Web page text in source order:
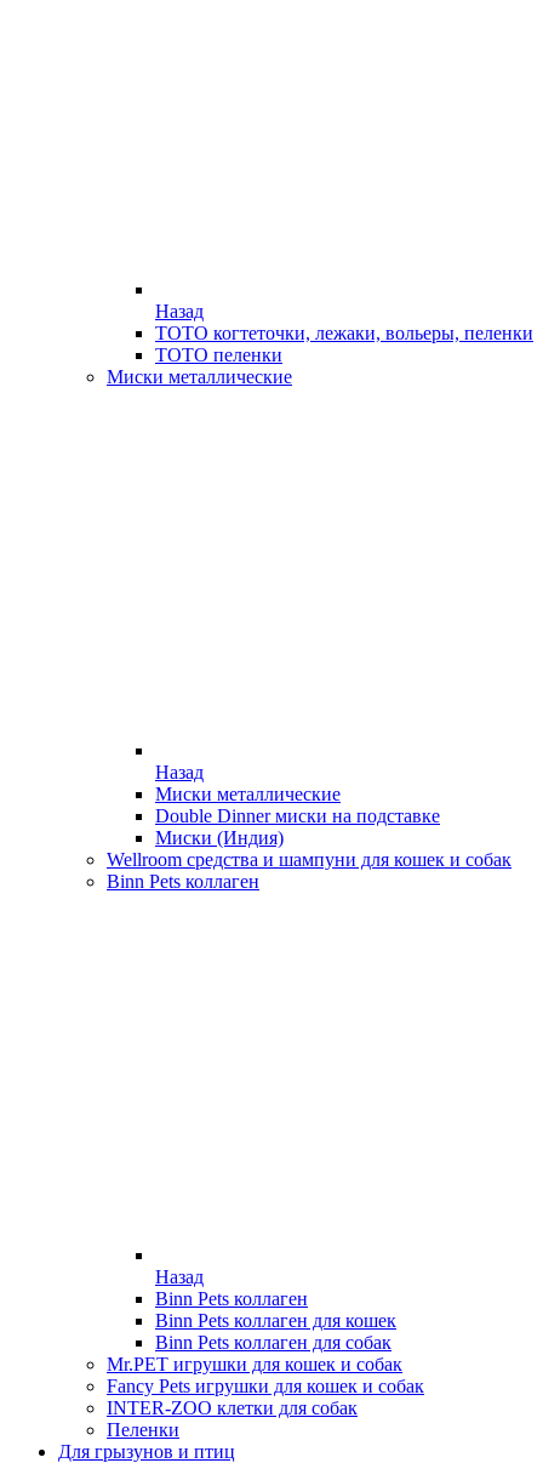
Назад
ТОТО когтеточки, лежаки, вольеры, пеленки
ТОТО пеленки
Миски металлические
Назад
Миски металлические
Double Dinner миски на подставке
Миски (Индия)
Wellroom средства и шампуни для кошек и собак
Binn Pets коллаген
Назад
Binn Pets коллаген
Binn Pets коллаген для кошек
Binn Pets коллаген для собак
Mr.PET игрушки для кошек и собак
Fancy Pets игрушки для кошек и собак
INTER-ZOO клетки для собак
Пеленки
Для грызунов и птиц